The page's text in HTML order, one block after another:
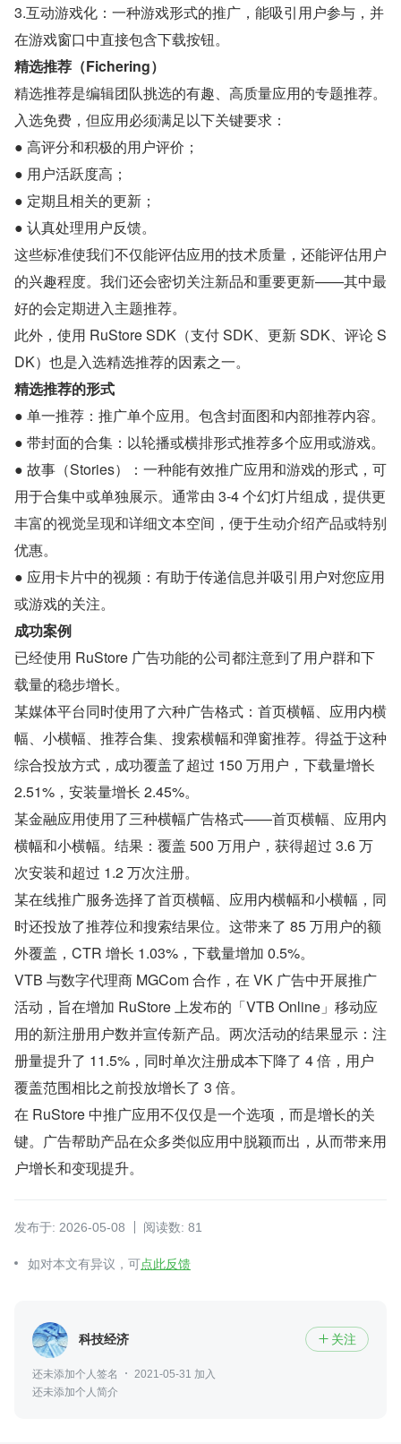
3.互动游戏化：一种游戏形式的推广，能吸引用户参与，并
在游戏窗口中直接包含下载按钮。
精选推荐（Fichering）
精选推荐是编辑团队挑选的有趣、高质量应用的专题推荐。
入选免费，但应用必须满足以下关键要求：
● 高评分和积极的用户评价；
● 用户活跃度高；
● 定期且相关的更新；
● 认真处理用户反馈。
这些标准使我们不仅能评估应用的技术质量，还能评估用户
的兴趣程度。我们还会密切关注新品和重要更新——其中最
好的会定期进入主题推荐。
此外，使用 RuStore SDK（支付 SDK、更新 SDK、评论 S
DK）也是入选精选推荐的因素之一。
精选推荐的形式
● 单一推荐：推广单个应用。包含封面图和内部推荐内容。
● 带封面的合集：以轮播或横排形式推荐多个应用或游戏。
● 故事（Stories）：一种能有效推广应用和游戏的形式，可
用于合集中或单独展示。通常由 3-4 个幻灯片组成，提供更
丰富的视觉呈现和详细文本空间，便于生动介绍产品或特别
优惠。
● 应用卡片中的视频：有助于传递信息并吸引用户对您应用
或游戏的关注。
成功案例
已经使用 RuStore 广告功能的公司都注意到了用户群和下
载量的稳步增长。
某媒体平台同时使用了六种广告格式：首页横幅、应用内横
幅、小横幅、推荐合集、搜索横幅和弹窗推荐。得益于这种
综合投放方式，成功覆盖了超过 150 万用户，下载量增长
2.51%，安装量增长 2.45%。
某金融应用使用了三种横幅广告格式——首页横幅、应用内
横幅和小横幅。结果：覆盖 500 万用户，获得超过 3.6 万
次安装和超过 1.2 万次注册。
某在线推广服务选择了首页横幅、应用内横幅和小横幅，同
时还投放了推荐位和搜索结果位。这带来了 85 万用户的额
外覆盖，CTR 增长 1.03%，下载量增加 0.5%。
VTB 与数字代理商 MGCom 合作，在 VK 广告中开展推广
活动，旨在增加 RuStore 上发布的「VTB Online」移动应
用的新注册用户数并宣传新产品。两次活动的结果显示：注
册量提升了 11.5%，同时单次注册成本下降了 4 倍，用户
覆盖范围相比之前投放增长了 3 倍。
在 RuStore 中推广应用不仅仅是一个选项，而是增长的关
键。广告帮助产品在众多类似应用中脱颖而出，从而带来用
户增长和变现提升。
发布于: 2026-05-08 阅读数: 81
如对本文有异议，可点此反馈
科技经济  关注
还未添加个人签名
2021-05-31 加入
还未添加个人简介